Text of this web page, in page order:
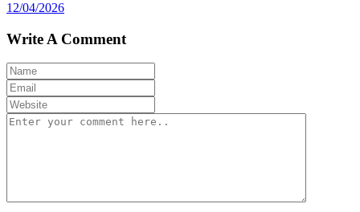
12/04/2026
Write A Comment